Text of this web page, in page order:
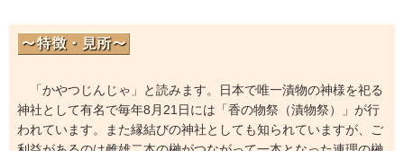
「かやつじんじゃ」と読みます。日本で唯一漬物の神様を祀る
神社として有名で毎年8月21日には「香の物祭（漬物祭）」が行
われています。また縁結びの神社としても知られていますが、ご